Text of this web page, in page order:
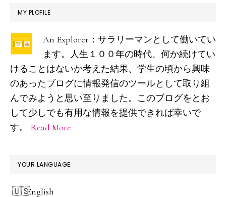
最
初
の
サ
イ
ド
バ
ー
MY PLOFILE
An Explorer：サラリーマンとして働いてい
ます。人生１００年の時代、何か続けてい
けることはないか考えた結果、学生の頃から興味
のあったブログに情報発信のツールとして取り組
んでみようと思い至りました。このブログをとお
して少しでも有用な情報を提供できれば幸いで
す。 Read More…
YOUR LANGUAGE
English